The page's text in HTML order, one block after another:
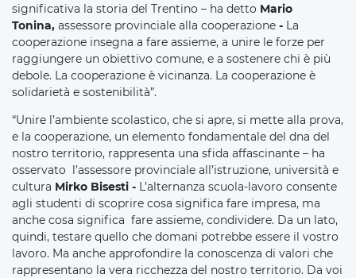
significativa la storia del Trentino – ha detto Mario
Tonina, assessore provinciale alla cooperazione - La
cooperazione insegna a fare assieme, a unire le forze per
raggiungere un obiettivo comune, e a sostenere chi è più
debole. La cooperazione è vicinanza. La cooperazione è
solidarietà e sostenibilità”.
“Unire l’ambiente scolastico, che si apre, si mette alla prova,
e la cooperazione, un elemento fondamentale del dna del
nostro territorio, rappresenta una sfida affascinante – ha
osservato l’assessore provinciale all’istruzione, università e
cultura Mirko Bisesti - L’alternanza scuola-lavoro consente
agli studenti di scoprire cosa significa fare impresa, ma
anche cosa significa fare assieme, condividere. Da un lato,
quindi, testare quello che domani potrebbe essere il vostro
lavoro. Ma anche approfondire la conoscenza di valori che
rappresentano la vera ricchezza del nostro territorio. Da voi